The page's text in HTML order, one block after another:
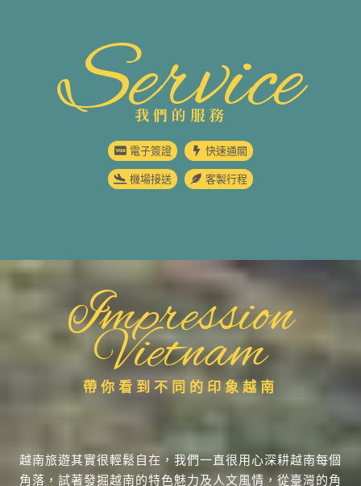
Service
我們的服務
電子簽證 快速通關
機場接送 客製行程
Impression
Vietnam
帶你看到不同的印象越南
越南旅遊其實很輕鬆自在，我們一直很用心深耕越南每個
角落，試著發掘越南的特色魅力及人文風情，從臺灣的角